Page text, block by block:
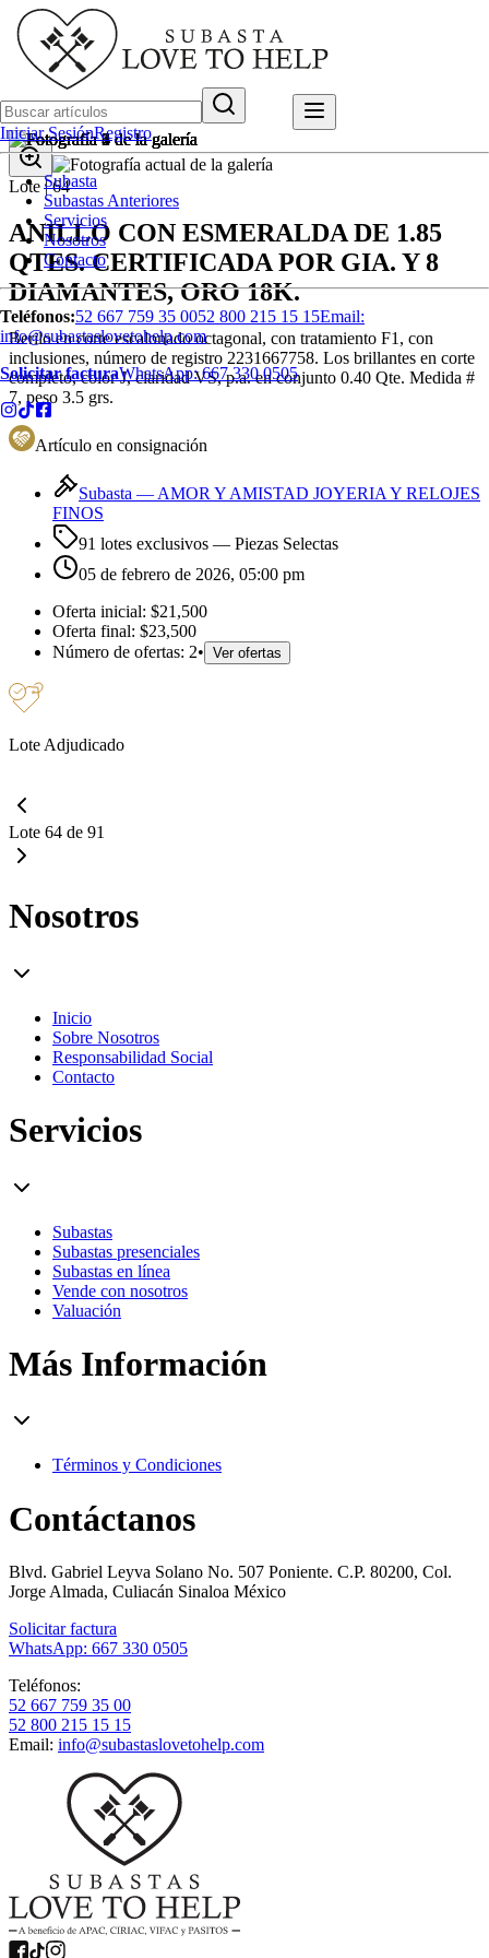
Iniciar SesiónRegistro
Subasta
Subastas Anteriores
Servicios
Nosotros
Contacto
Teléfonos:52 667 759 35 0052 800 215 15 15Email:
info@subastaslovetohelp.com
Solicitar facturaWhatsApp:667 330 0505
Lote |64
ANILLO CON ESMERALDA DE 1.85
QTES. CERTIFICADA POR GIA. Y 8
DIAMANTES, ORO 18K.
Berilo en corte escalonado octagonal, con tratamiento F1, con
inclusiones, número de registro 2231667758. Los brillantes en corte
completo, color J, claridad VS, p.a. en conjunto 0.40 Qte. Medida #
7, peso 3.5 grs.
Artículo en consignación
Subasta — AMOR Y AMISTAD JOYERIA Y RELOJES
FINOS
91 lotes exclusivos — Piezas Selectas
05 de febrero de 2026, 05:00 pm
Oferta inicial: $21,500
Oferta final: $23,500
Número de ofertas: 2• Ver ofertas
Lote Adjudicado
Lote 64 de 91
Nosotros
Inicio
Sobre Nosotros
Responsabilidad Social
Contacto
Servicios
Subastas
Subastas presenciales
Subastas en línea
Vende con nosotros
Valuación
Más Información
Términos y Condiciones
Contáctanos
Blvd. Gabriel Leyva Solano No. 507 Poniente. C.P. 80200, Col.
Jorge Almada, Culiacán Sinaloa México
Solicitar factura
WhatsApp: 667 330 0505
Teléfonos:
52 667 759 35 00
52 800 215 15 15
Email: info@subastaslovetohelp.com